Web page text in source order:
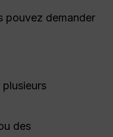
pouvez demander
des